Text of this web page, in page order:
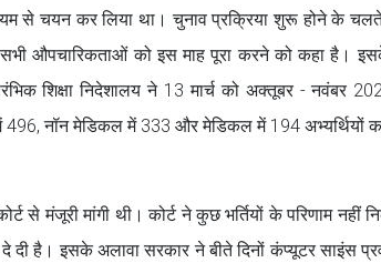
से चयन कर लिया था। चुनाव प्रक्रिया शुरू होने के
सभी औपचारिकताओं को इस माह पूरा करने को कहा है।
शिक्षा निदेशालय ने 13 मार्च को अक्तूबर - नवंबर
496, नॉन मेडिकल में 333 और मेडिकल में 194 अभ्यर्थियों
से मंजूरी मांगी थी। कोर्ट ने कुछ भर्तियों के परिणाम
दी है। इसके अलावा सरकार ने बीते दिनों कंप्यूटर साइंस